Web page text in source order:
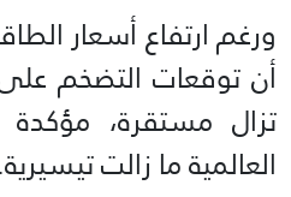
ورغم ارتفاع أسعار
أن توقعات التضخم
تزال مستقرة، مؤكدة
العالمية ما زالت تيسيرية.